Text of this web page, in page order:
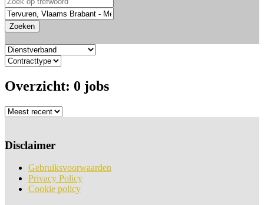
Zoeken
Overzicht: 0 jobs
Disclaimer
Gebruiksvoorwaarden
Privacy Policy
Cookie policy